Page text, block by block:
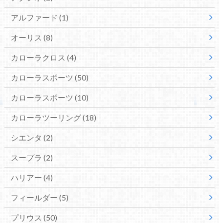
アルファード (1)
オーリス (8)
カローラクロス (4)
カローラスポーツ (50)
カローラスポーツ (10)
カローラツーリング(18)
シエンタ (2)
スープラ (2)
ハリアー (4)
フィールダー (5)
プリウス (50)